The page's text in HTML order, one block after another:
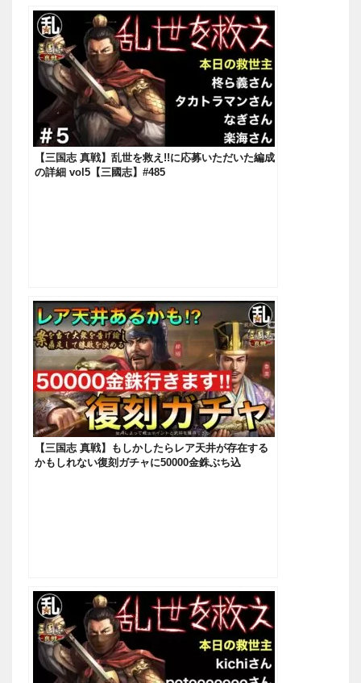
【三国志 真戦】乱世を救え!!に応募いただいた編成
の詳細 vol5【三國志】#485
【三国志 真戦】もしかしたらレア天井が存在する
かもしれない復刻ガチャに50000金銖ぶち込